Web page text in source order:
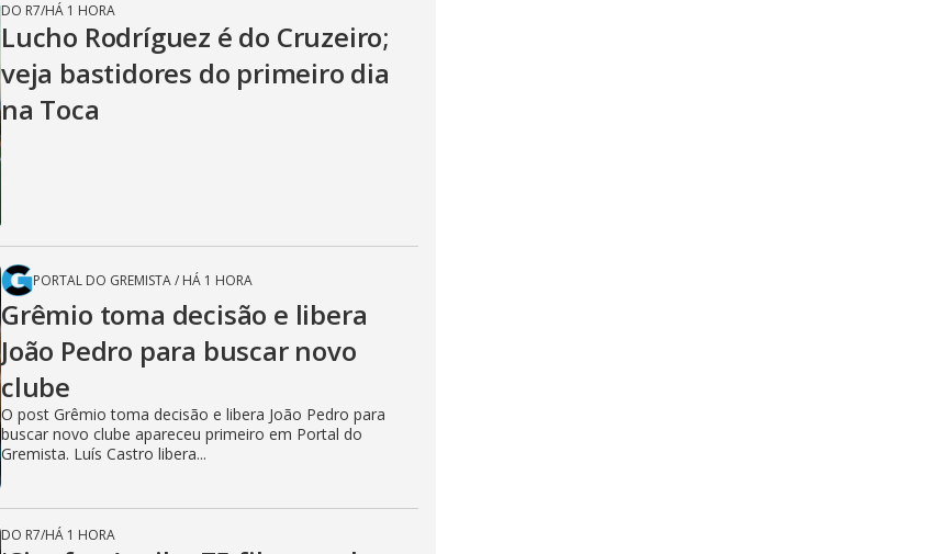
DO R7/HÁ 1 HORA
Lucho Rodríguez é do Cruzeiro;
veja bastidores do primeiro dia
na Toca
PORTAL DO GREMISTA/ HÁ 1 HORA
Grêmio toma decisão e libera
João Pedro para buscar novo
clube
O post Grêmio toma decisão e libera João Pedro para
buscar novo clube apareceu primeiro em Portal do
Gremista. Luís Castro libera...
DO R7/HÁ 1 HORA